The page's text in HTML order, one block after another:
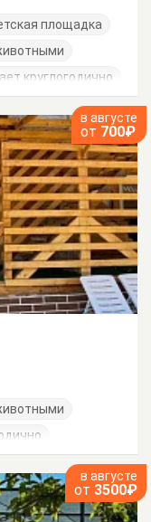
площадка
круглогодично
в августе
от 700₽
в августе
от 3500₽